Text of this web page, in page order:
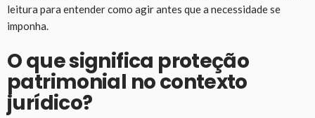
leitura para entender como agir antes que a necessidade se
imponha.
O que significa proteção
patrimonial no contexto
jurídico?